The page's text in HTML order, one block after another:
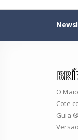
O
Cote
Guia